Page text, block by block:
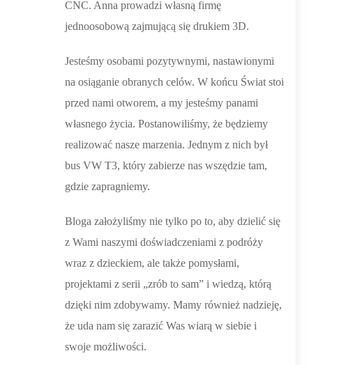
CNC. Anna prowadzi własną firmę
jednoosobową zajmującą się drukiem 3D.
Jesteśmy osobami pozytywnymi, nastawionymi
na osiąganie obranych celów. W końcu Świat stoi
przed nami otworem, a my jesteśmy panami
własnego życia. Postanowiliśmy, że będziemy
realizować nasze marzenia. Jednym z nich był
bus VW T3, który zabierze nas wszędzie tam,
gdzie zapragniemy.
Bloga założyliśmy nie tylko po to, aby dzielić się
z Wami naszymi doświadczeniami z podróży
wraz z dzieckiem, ale także pomysłami,
projektami z serii „zrób to sam” i wiedzą, którą
dzięki nim zdobywamy. Mamy również nadzieję,
że uda nam się zarazić Was wiarą w siebie i
swoje możliwości.